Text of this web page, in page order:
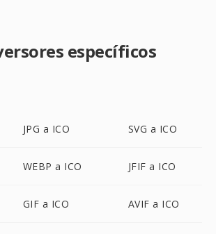
específicos
JPG a ICO SVG a ICO
WEBP a ICO JFIF a ICO
GIF a ICO AVIF a ICO